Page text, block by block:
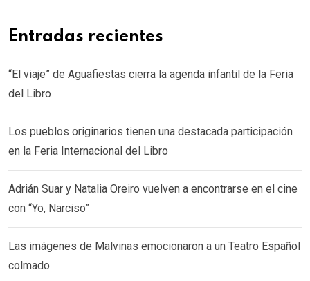
Entradas recientes
“El viaje” de Aguafiestas cierra la agenda infantil de la Feria
del Libro
Los pueblos originarios tienen una destacada participación
en la Feria Internacional del Libro
Adrián Suar y Natalia Oreiro vuelven a encontrarse en el cine
con “Yo, Narciso”
Las imágenes de Malvinas emocionaron a un Teatro Español
colmado